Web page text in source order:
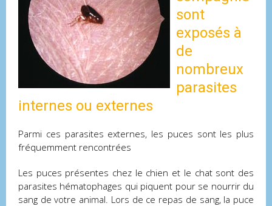
sont
exposés à
de
nombreux
parasites
internes ou externes
Parmi ces parasites externes, les puces sont les plus
fréquemment rencontrées
Les puces présentes chez le chien et le chat sont des
parasites hématophages qui piquent pour se nourrir du
sang de votre animal. Lors de ce repas de sang, la puce